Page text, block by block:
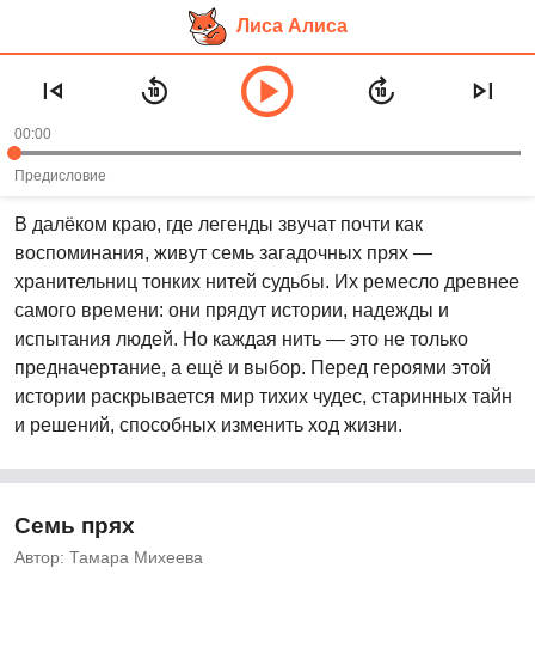
основному
контенту
Лиса Алиса
Цикл аудиокниг «Семь прях» —
Тамара Михеева
Рекомендуем слушать в возрасте:
В далёком краю, где легенды звучат почти как
воспоминания, живут семь загадочных прях —
хранительниц тонких нитей судьбы. Их ремесло древнее
самого времени: они прядут истории, надежды и
испытания людей. Но каждая нить — это не только
предначертание, а ещё и выбор. Перед героями этой
истории раскрывается мир тихих чудес, старинных тайн
и решений, способных изменить ход жизни.
Семь прях
Автор: Тамара Михеева
00:00
Предисловие